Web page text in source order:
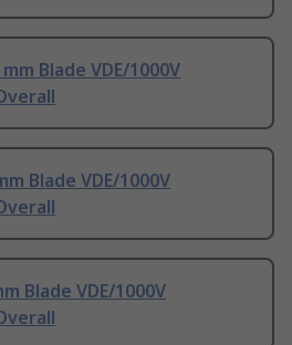
Blade VDE/1000V
Blade VDE/1000V
Blade VDE/1000V